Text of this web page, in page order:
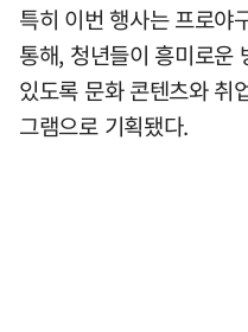
특히 이번 행사는 프로야
통해, 청년들이 흥미로운
있도록 문화 콘텐츠와 취
그램으로 기획됐다.